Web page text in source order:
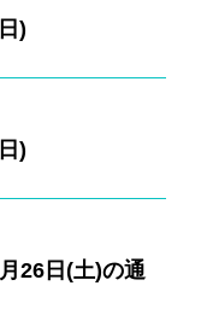
)
)
26日(土)の通